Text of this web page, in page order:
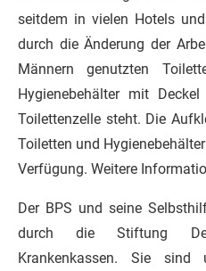
seitdem in vielen Hotels
durch die Änderung der
Männern genutzten
Hygienebehälter mit
Toilettenzelle steht. Die
Toiletten und
Verfügung. Weitere
Der BPS und seine
durch die Stiftung
Krankenkassen. Sie sind